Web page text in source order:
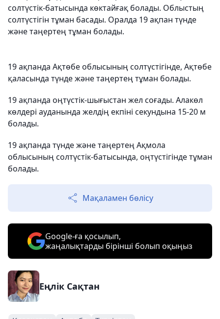
солтүстік-батысында көктайғақ болады. Облыстың
солтүстігін тұман басады. Оралда 19 ақпан түнде
және таңертең тұман болады.
19 ақпанда Ақтөбе облысының солтүстігінде, Ақтөбе
қаласында түнде және таңертең тұман болады.
19 ақпанда оңтүстік-шығыстан жел соғады. Алакөл
көлдері ауданында желдің екпіні секундына 15-20 м
болады.
19 ақпанда түнде және таңертең Ақмола
облысының солтүстік-батысында, оңтүстігінде тұман
болады.
Мақаламен бөлісу
Google-ға қосылып,
жаңалықтарды бірінші болып оқыңыз
Еңлік Сақтан